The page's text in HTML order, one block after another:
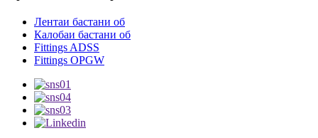
Лентаи бастани об
Калобаи бастани об
Fittings ADSS
Fittings OPGW